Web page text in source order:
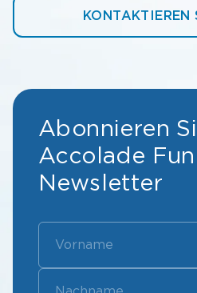
KONTAKTIEREN
Abonnieren
Accolade
Newsletter